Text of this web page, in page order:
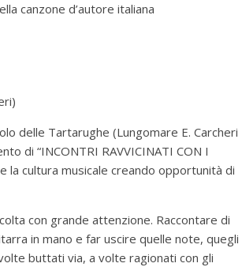
canzone d’autore italiana
delle Tartarughe (Lungomare E. Carcheri
di “INCONTRI RAVVICINATI CON I
la cultura musicale creando opportunità di
con grande attenzione. Raccontare di
in mano e far uscire quelle note, quegli
buttati via, a volte ragionati con gli